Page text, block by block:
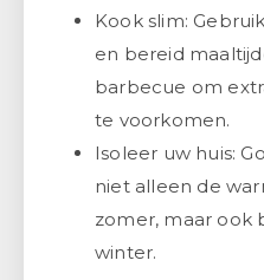
Kook slim:
en bereid
barbecue om
te voorkomen.
Isoleer uw huis:
niet alleen de
zomer, maar ook
winter.